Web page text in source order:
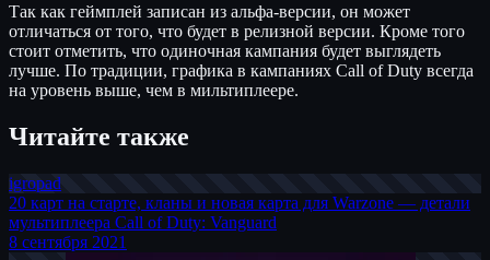
Так как геймплей записан из альфа-версии, он может
отличаться от того, что будет в релизной версии. Кроме того
стоит отметить, что одиночная кампания будет выглядеть
лучше. По традиции, графика в кампаниях Call of Duty всегда
на уровень выше, чем в мильтиплеере.
Читайте также
igropad
20 карт на старте, кланы и новая карта для Warzone — детали
мультиплеера Call of Duty: Vanguard
8 сентября 2021